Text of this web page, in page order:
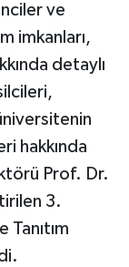
ve
imkanları,
detaylı
hakkında
Prof. Dr.
3.
Tanıtım